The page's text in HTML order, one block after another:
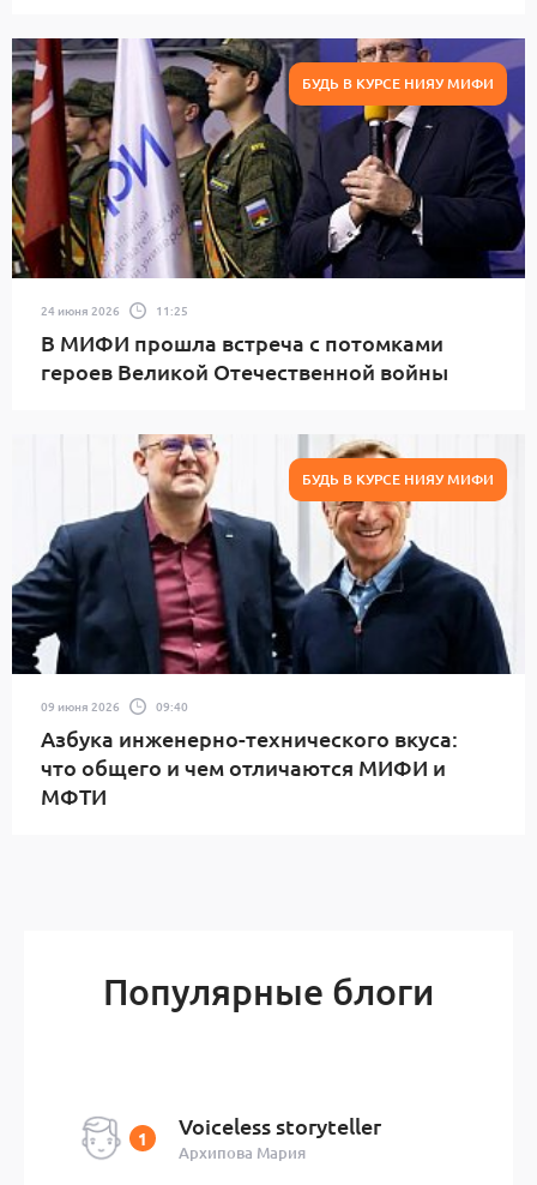
БУДЬ В КУРСЕ НИЯУ МИФИ
24 июня 2026 11:25
В МИФИ прошла встреча с потомками
героев Великой Отечественной войны
БУДЬ В КУРСЕ НИЯУ МИФИ
09 июня 2026 09:40
Азбука инженерно-технического вкуса:
что общего и чем отличаются МИФИ и
МФТИ
Популярные блоги
Voiceless storyteller
Архипова Мария